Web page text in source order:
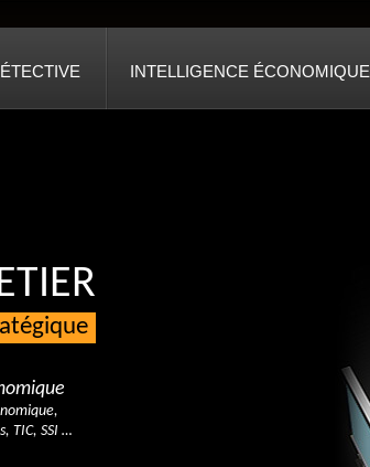
INTELLIGENCE ÉCONOMIQUE
TIC, SSI …